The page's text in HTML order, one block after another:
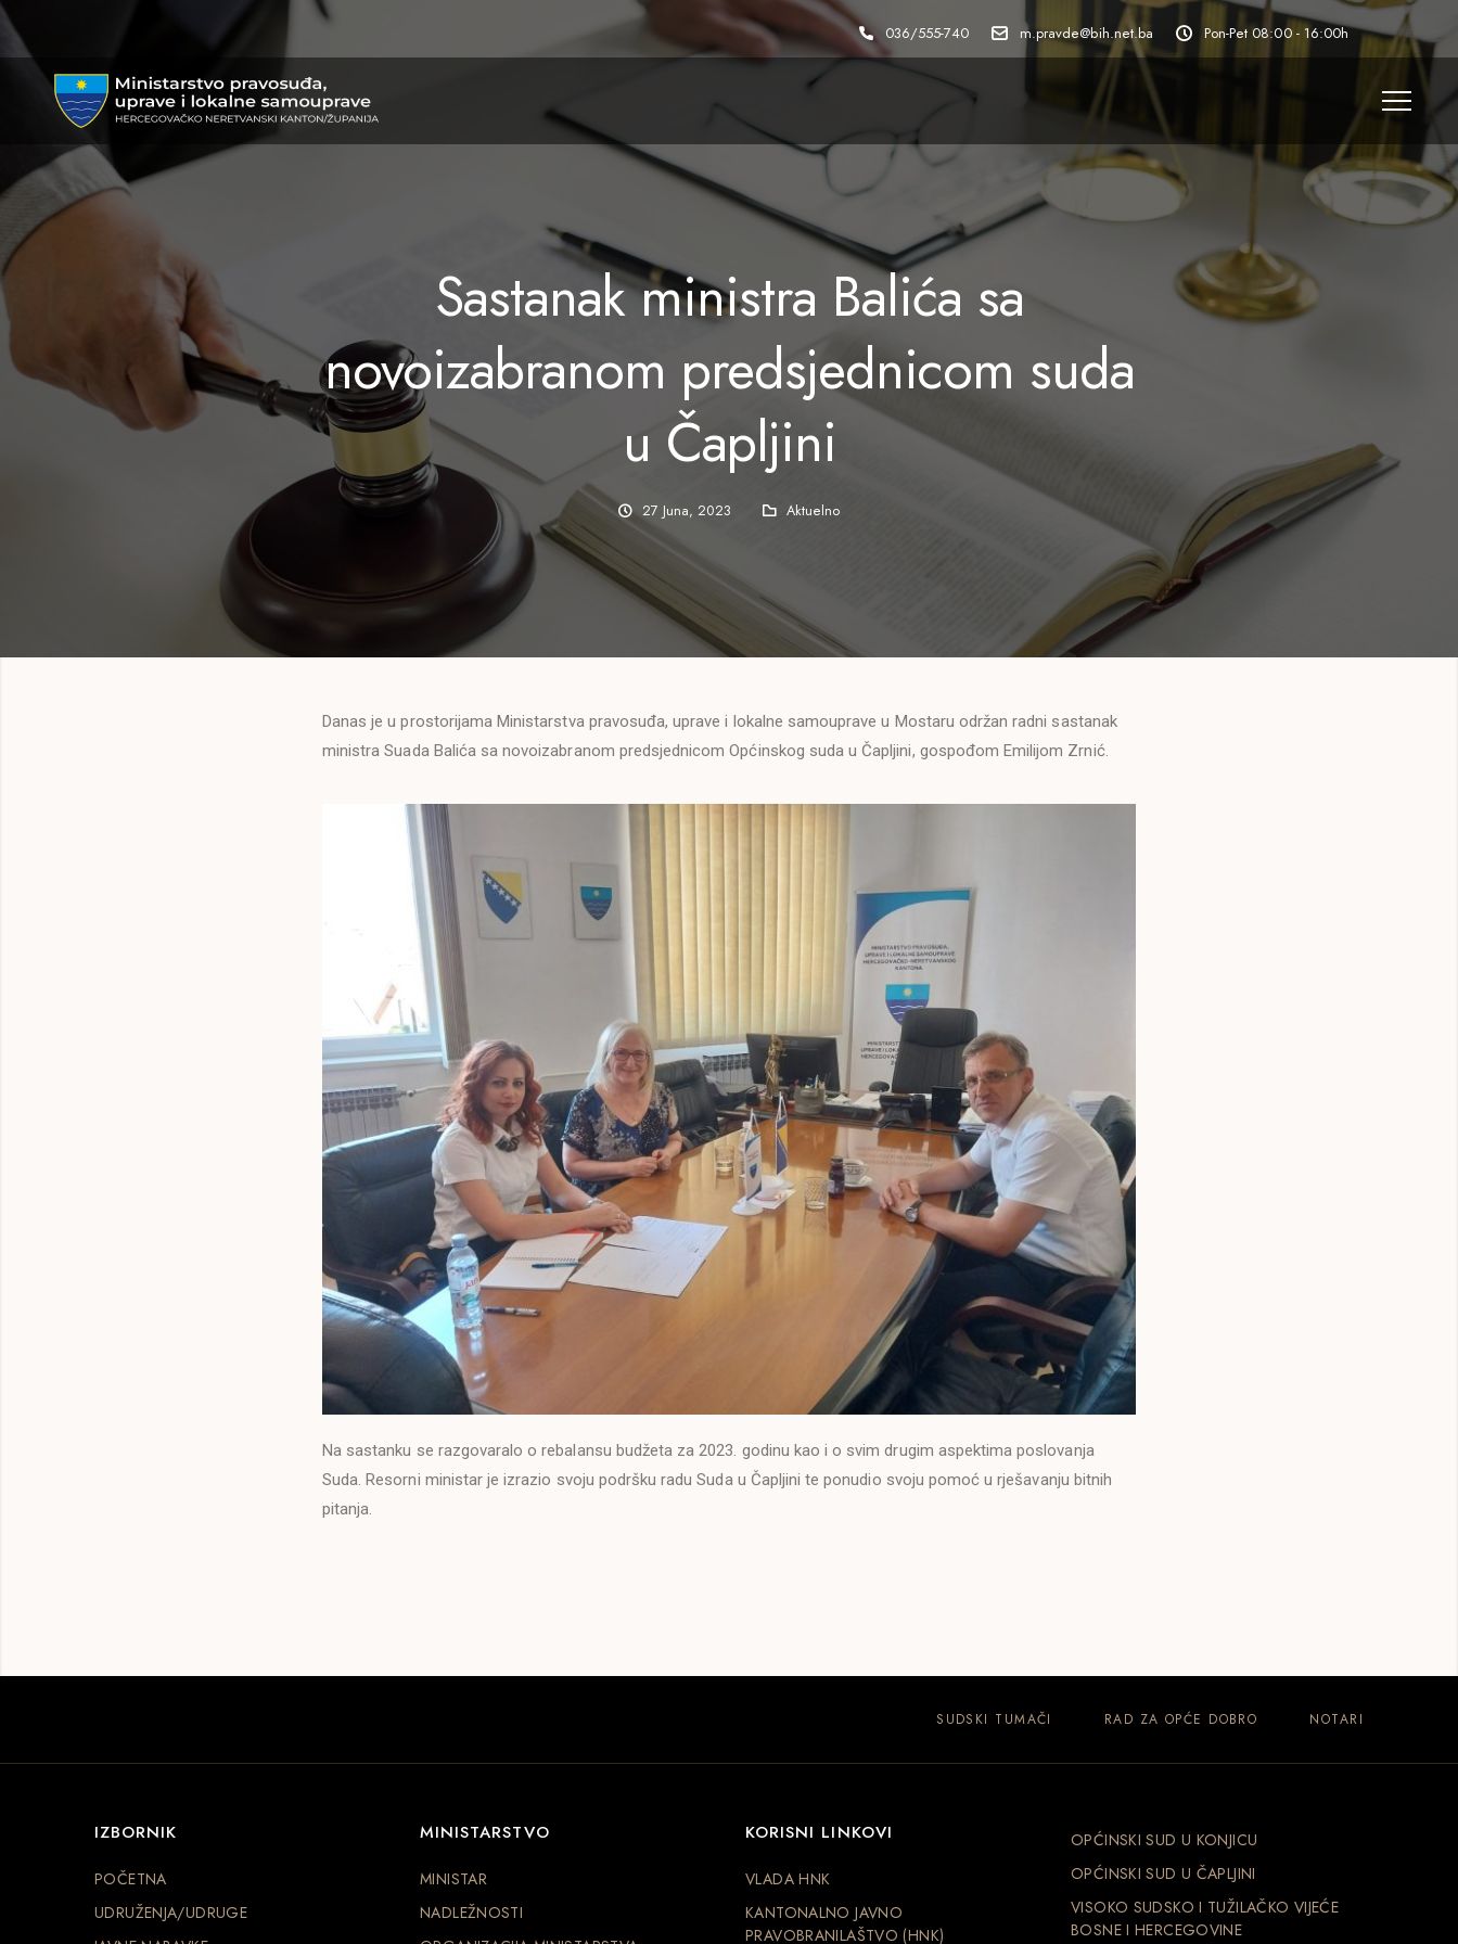
036/555-740 m.pravde@bih.net.ba Pon-Pet 08:00 - 16:00h
Sastanak ministra Balića sa
novoizabranom predsjednicom suda
u Čapljini
27 Juna, 2023 Aktuelno
Danas je u prostorijama Ministarstva pravosuđa, uprave i lokalne samouprave u Mostaru održan radni sastanak
ministra Suada Balića sa novoizabranom predsjednicom Općinskog suda u Čapljini, gospođom Emilijom Zrnić.
Na sastanku se razgovaralo o rebalansu budžeta za 2023. godinu kao i o svim drugim aspektima poslovanja
Suda. Resorni ministar je izrazio svoju podršku radu Suda u Čapljini te ponudio svoju pomoć u rješavanju bitnih
pitanja.
SUDSKI TUMAČI RAD ZA OPĆE DOBRO NOTARI
IZBORNIK
POČETNA
UDRUŽENJA/UDRUGE
MINISTARSTVO
MINISTAR
NADLEŽNOSTI
KORISNI LINKOVI
VLADA HNK
KANTONALNO JAVNO
PRAVOBRANILAŠTVO (HNK)
OPĆINSKI SUD U KONJICU
OPĆINSKI SUD U ČAPLJINI
VISOKO SUDSKO I TUŽILAČKO VIJEĆE
BOSNE I HERCEGOVINE